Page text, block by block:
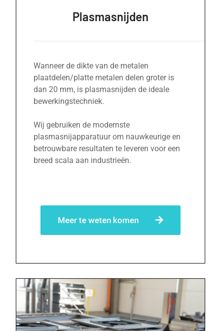
Plasmasnijden
Wanneer de dikte van de metalen
plaatdelen/platte metalen delen groter is
dan 20 mm, is plasmasnijden de ideale
bewerkingstechniek.
Wij gebruiken de modernste
plasmasnijapparatuur om nauwkeurige en
betrouwbare resultaten te leveren voor een
breed scala aan industrieën.
Meer te weten komen